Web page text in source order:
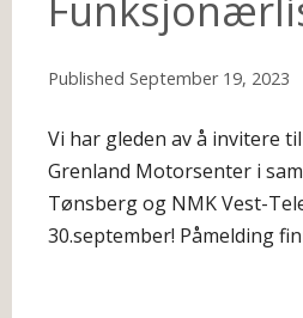
Published September 19, 2023
Vi har gleden av å invitere
Grenland Motorsenter i
Tønsberg og NMK Vest-
30.september! Påmelding